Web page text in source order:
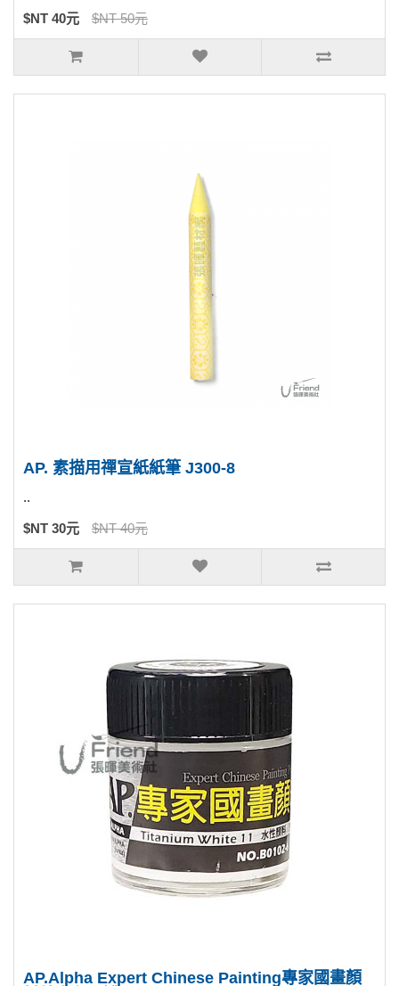
$NT 40元 $NT 50元
AP. 素描用禪宣紙紙筆 J300-8
..
$NT 30元 $NT 40元
AP.Alpha Expert Chinese Painting專家國畫顏